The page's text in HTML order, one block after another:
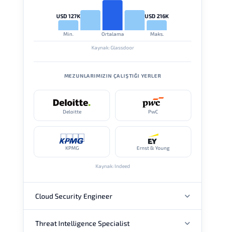
USD 127K
Min. Ortalama
USD 216K
Maks.
Kaynak: Glassdoor
MEZUNLARIMIZIN ÇALIŞTIĞI YERLER
Deloitte PwC
KPMG Ernst & Young
Kaynak: Indeed
Cloud Security Engineer
YILLIK MAAŞ
Threat Intelligence Specialist